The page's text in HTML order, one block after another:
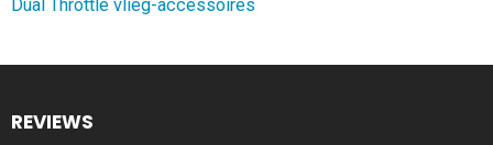
Dual Throttle vlieg-accessoires
REVIEWS